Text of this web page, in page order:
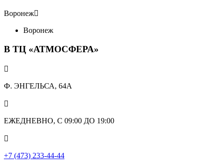
Воронеж
Воронеж
В ТЦ «АТМОСФЕРА»

Ф. ЭНГЕЛЬСА, 64А

ЕЖЕДНЕВНО, С 09:00 ДО 19:00

+7 (473) 233-44-44